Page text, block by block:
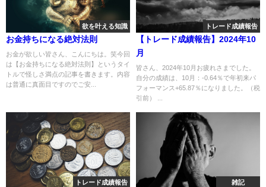
欲を叶える知識
お金持ちになる絶対法則
お金が欲しい皆さん、こんにちは。笑今回
は【お金持ちになる絶対法則】というタイ
トルで怪しさ満点の記事を書きます。内容
は普通に真面目ですのでご安...
トレード成績報告
【トレード成績報告】2024年10
月
皆さん、2024年10月お疲れさまでした。
自分の成績は、10月：-0.64％で年初来パ
フォーマンス+65.87％になりました。（税
引前） ...
トレード成績報告 雑記